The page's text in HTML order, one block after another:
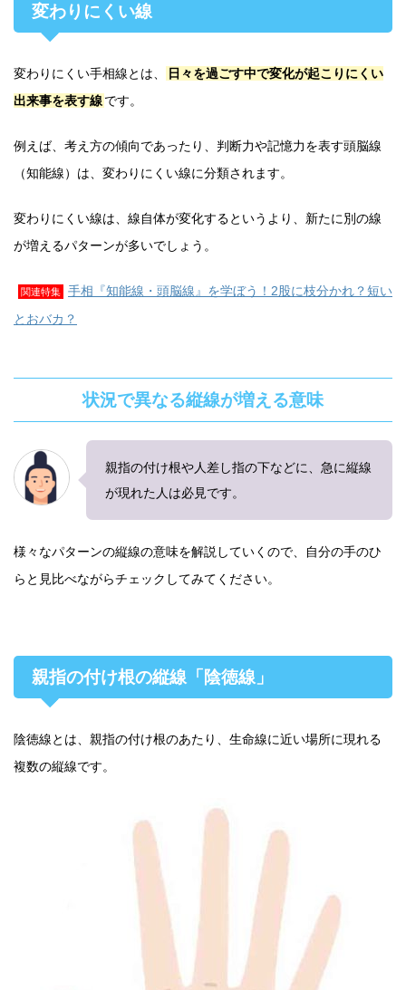
変わりにくい線
変わりにくい手相線とは、
日々を過ごす中で変化が起こりにくい
出来事を表す線です。
例えば、考え方の傾向であったり、判断力や記憶力を表す頭脳線
（知能線）は、変わりにくい線に分類されます。
変わりにくい線は、線自体が変化するというより、新たに別の線
が増えるパターンが多いでしょう。
関連特集
手相『知能線・頭脳線』を学ぼう！2股に枝分かれ？短い
とおバカ？
状況で異なる縦線が増える意味
親指の付け根や人差し指の下などに、急に縦線
が現れた人は必見です。
様々なパターンの縦線の意味を解説していくので、自分の手のひ
らと見比べながらチェックしてみてください。
親指の付け根の縦線「陰徳線」
陰徳線とは、親指の付け根のあたり、生命線に近い場所に現れる
複数の縦線です。